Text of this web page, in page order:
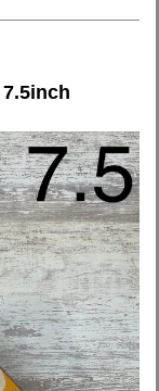
7.5inch